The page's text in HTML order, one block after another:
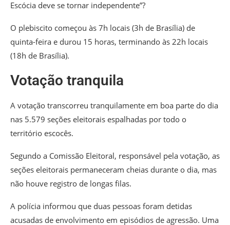
Escócia deve se tornar independente”?
O plebiscito começou às 7h locais (3h de Brasília) de
quinta-feira e durou 15 horas, terminando às 22h locais
(18h de Brasília).
Votação tranquila
A votação transcorreu tranquilamente em boa parte do dia
nas 5.579 seções eleitorais espalhadas por todo o
território escocês.
Segundo a Comissão Eleitoral, responsável pela votação, as
seções eleitorais permaneceram cheias durante o dia, mas
não houve registro de longas filas.
A polícia informou que duas pessoas foram detidas
acusadas de envolvimento em episódios de agressão. Uma